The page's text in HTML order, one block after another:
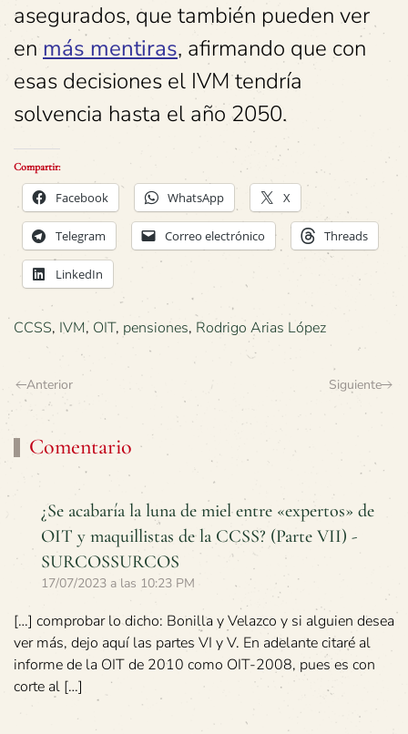
asegurados, que también pueden ver
en más mentiras, afirmando que con
esas decisiones el IVM tendría
solvencia hasta el año 2050.
Compartir:
Facebook WhatsApp X
Telegram Correo electrónico Threads
LinkedIn
CCSS, IVM, OIT, pensiones, Rodrigo Arias López
Anterior Siguiente
Comentario
¿Se acabaría la luna de miel entre «expertos» de
OIT y maquillistas de la CCSS? (Parte VII) -
SURCOSSURCOS
17/07/2023 a las 10:23 PM
[…] comprobar lo dicho: Bonilla y Velazco y si alguien desea
ver más, dejo aquí las partes VI y V. En adelante citaré al
informe de la OIT de 2010 como OIT-2008, pues es con
corte al […]